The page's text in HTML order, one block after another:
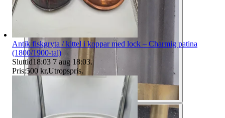
Antik fiskgryta / kittel i koppar med lock – Charmig patina
(1800/1900-tal)
Sluttid18:03 7 aug 18:03.
Pris:500 kr,Utropspris.